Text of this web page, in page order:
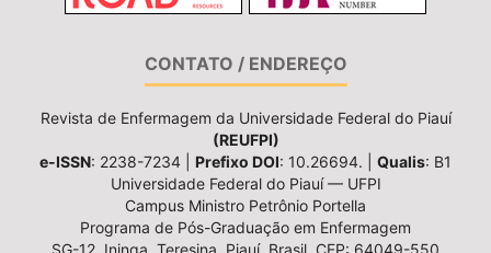
CONTATO / ENDEREÇO
Revista de Enfermagem da Universidade Federal do Piauí
(REUFPI)
e-ISSN: 2238-7234 | Prefixo DOI: 10.26694. | Qualis: B1
Universidade Federal do Piauí — UFPI
Campus Ministro Petrônio Portella
Programa de Pós-Graduação em Enfermagem
SG-12, Ininga, Teresina, Piauí, Brasil, CEP: 64049-550